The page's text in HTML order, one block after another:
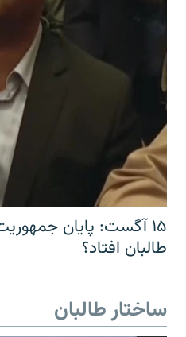
۱۵ آگست: پایان
طالبان افتاد؟
ساختار طالبان